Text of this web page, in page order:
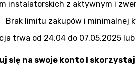
instalatorskich z aktywnym i
Brak limitu zakupów i minimalnej
trwa od 24.04 do 07.05.2025
się na swoje konto i